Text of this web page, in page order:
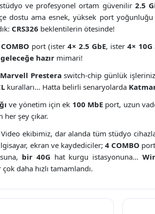
ve profesyonel ortam güvenilir 2.5
dostu ama esnek, yüksek port
CRS326 beklentilerin ötesinde!
port (ister 4× 2.5 GbE, ister 4× 10G
hazır mimari!
Marvell Prestera switch-chip günlük
kuralları… Hatta belirli senaryolarda
ve yönetim için ek 100 MbEport, uzun
her şey çıkar.
ekibimiz, dar alanda tüm stüdyo
ekran ve kaydediciler; 4 COMBO
bir 40G hat kurgu istasyonuna…
daha hızlı tamamlandı.